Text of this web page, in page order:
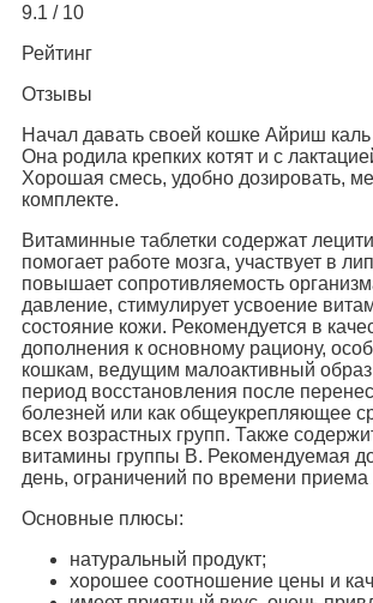
9.1 / 10
Рейтинг
Отзывы
Начал давать своей кошке Айриш каль
Она родила крепких котят и с
Хорошая смесь, удобно дозировать,
комплекте.
Витаминные таблетки содержат
помогает работе мозга, участвует в
повышает сопротивляемость
давление, стимулирует усвоение
состояние кожи. Рекомендуется в
дополнения к основному рациону,
кошкам, ведущим малоактивный
период восстановления после
болезней или как общеукрепляющее
всех возрастных групп. Также
витамины группы В. Рекомендуемая
день, ограничений по времени приема
Основные плюсы:
натуральный продукт;
хорошее соотношение цены и